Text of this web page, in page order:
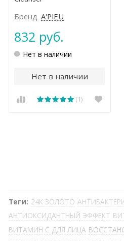
Бренд A'PIEU
832 руб.
Нет в наличии
Нет в наличии
(1)
Теги: 24К ЗОЛОТО
АНТИОКСИДАНТНЫЙ ЭФФЕКТ
ВИТАМИН С ДЛЯ ЛИЦА